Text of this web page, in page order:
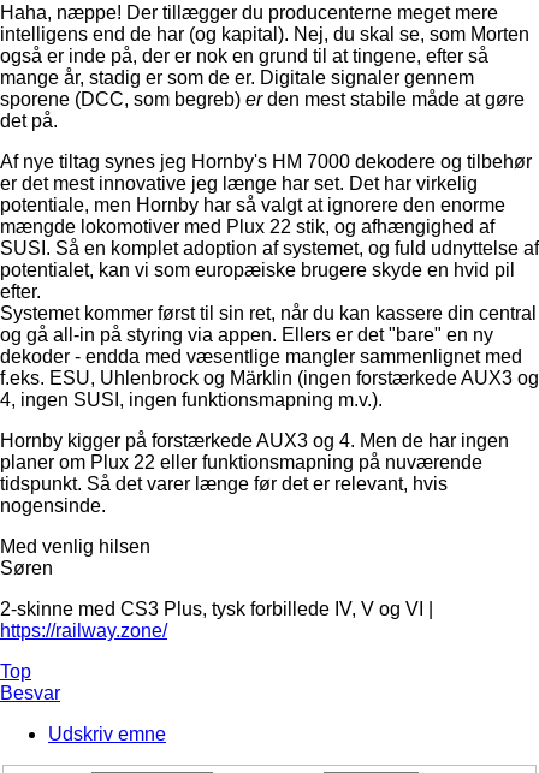
Haha, næppe! Der tillægger du producenterne meget mere
intelligens end de har (og kapital). Nej, du skal se, som Morten
også er inde på, der er nok en grund til at tingene, efter så
mange år, stadig er som de er. Digitale signaler gennem
sporene (DCC, som begreb) erden mest stabile måde at gøre
det på.
Af nye tiltag synes jeg Hornby's HM 7000 dekodere og tilbehør
er det mest innovative jeg længe har set. Det har virkelig
potentiale, men Hornby har så valgt at ignorere den enorme
mængde lokomotiver med Plux 22 stik, og afhængighed af
SUSI. Så en komplet adoption af systemet, og fuld udnyttelse af
potentialet, kan vi som europæiske brugere skyde en hvid pil
efter.
Systemet kommer først til sin ret, når du kan kassere din central
og gå all-in på styring via appen. Ellers er det "bare" en ny
dekoder - endda med væsentlige mangler sammenlignet med
f.eks. ESU, Uhlenbrock og Märklin (ingen forstærkede AUX3 og
4, ingen SUSI, ingen funktionsmapning m.v.).
Hornby kigger på forstærkede AUX3 og 4. Men de har ingen
planer om Plux 22 eller funktionsmapning på nuværende
tidspunkt. Så det varer længe før det er relevant, hvis
nogensinde.
Med venlig hilsen
Søren
2-skinne med CS3 Plus, tysk forbillede IV, V og VI |
https://railway.zone/
Top
Besvar
Udskriv emne